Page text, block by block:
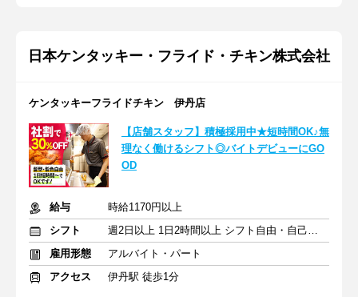
日本ケンタッキー・フライド・チキン株式会社
ケンタッキーフライドチキン 伊丹店
【店舗スタッフ】積極採用中★短時間OK♪無
理なく働けるシフト◎バイトデビューにGO
OD
給与
時給1170円以上
シフト
週2日以上 1日2時間以上 シフト自由・自己申告
雇用形態
アルバイト・パート
アクセス
伊丹駅 徒歩1分